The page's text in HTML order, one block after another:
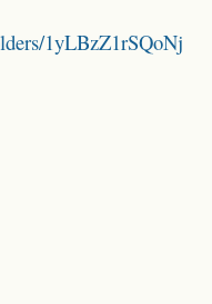
1yLBzZ1rSQoNj